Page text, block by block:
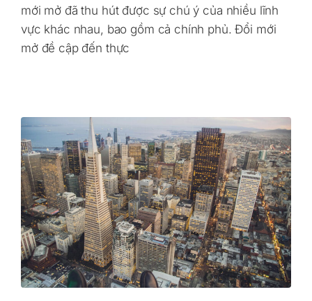
mới mở đã thu hút được sự chú ý của nhiều lĩnh
vực khác nhau, bao gồm cả chính phủ. Đổi mới
mở đề cập đến thực